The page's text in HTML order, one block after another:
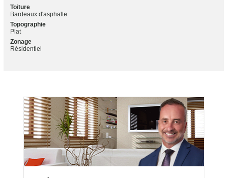
Toiture
Bardeaux d'asphalte
Topographie
Plat
Zonage
Résidentiel